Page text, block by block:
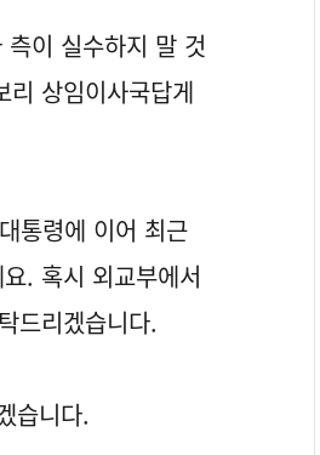
이 실수하지 말 것
상임이사국답게
통령에 이어 최근
. 혹시 외교부에서
드리겠습니다.
습니다.